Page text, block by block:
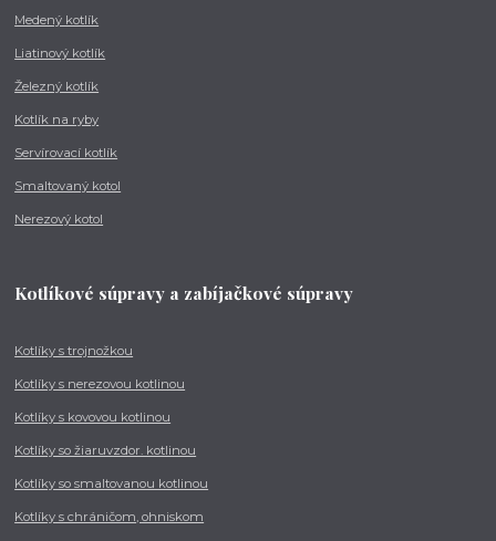
Medený kotlík
Liatinový kotlík
Železný kotlík
Kotlík na ryby
Servírovací kotlík
Smaltovaný kotol
Nerezový kotol
Kotlíkové súpravy a zabíjačkové súpravy
Kotlíky s trojnožkou
Kotlíky s nerezovou kotlinou
Kotlíky s kovovou kotlinou
Kotlíky so žiaruvzdor. kotlinou
Kotlíky so smaltovanou kotlinou
Kotlíky s chráničom, ohniskom